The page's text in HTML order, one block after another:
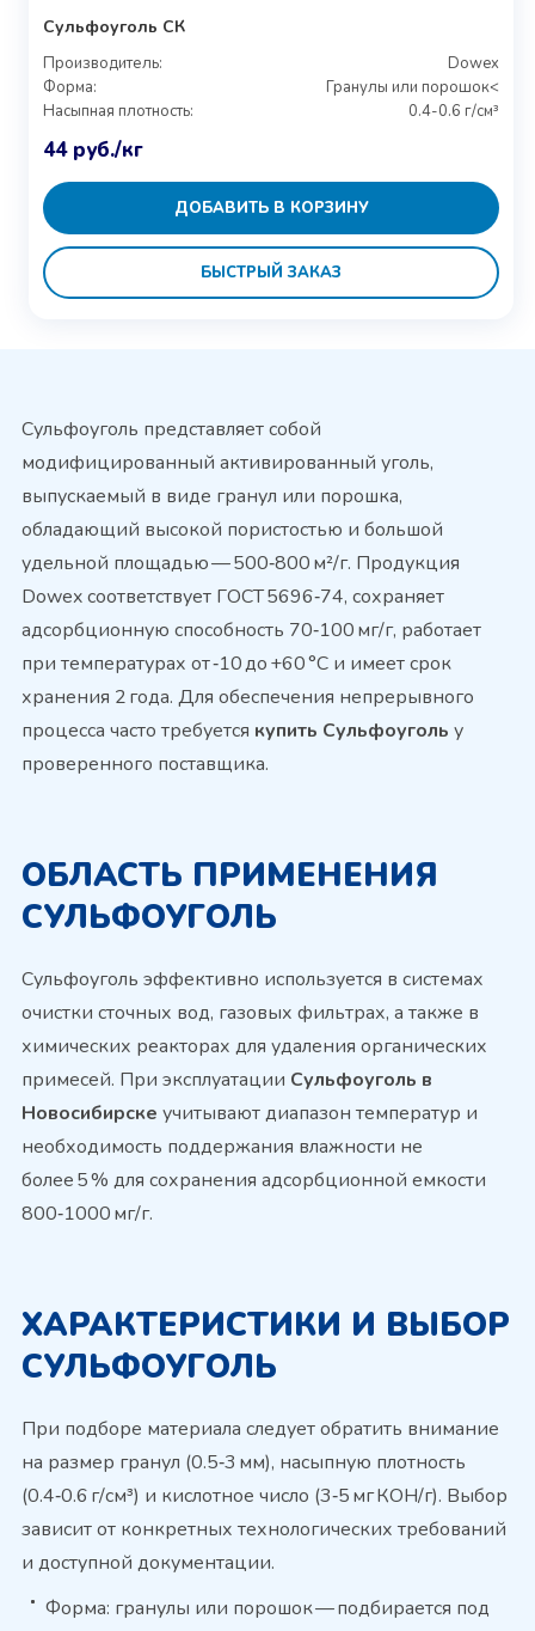
Сульфоуголь СК
Производитель:
Dowex
Форма:
Гранулы или порошок<
Насыпная плотность:
0.4-0.6 г/см³
44 руб./кг
ДОБАВИТЬ В КОРЗИНУ
БЫСТРЫЙ ЗАКАЗ
Сульфоуголь представляет собой
модифицированный активированный уголь,
выпускаемый в виде гранул или порошка,
обладающий высокой пористостью и большой
удельной площадью — 500‑800 м²/г. Продукция
Dowex соответствует ГОСТ 5696‑74, сохраняет
адсорбционную способность 70‑100 мг/г, работает
при температурах от ‑10 до +60 °C и имеет срок
хранения 2 года. Для обеспечения непрерывного
процесса часто требуется купить Сульфоуголь у
проверенного поставщика.
ОБЛАСТЬ ПРИМЕНЕНИЯ
СУЛЬФОУГОЛЬ
Сульфоуголь эффективно используется в системах
очистки сточных вод, газовых фильтрах, а также в
химических реакторах для удаления органических
примесей. При эксплуатации Сульфоуголь в
Новосибирске учитывают диапазон температур и
необходимость поддержания влажности не
более 5 % для сохранения адсорбционной емкости
800‑1000 мг/г.
ХАРАКТЕРИСТИКИ И ВЫБОР
СУЛЬФОУГОЛЬ
При подборе материала следует обратить внимание
на размер гранул (0.5‑3 мм), насыпную плотность
(0.4‑0.6 г/см³) и кислотное число (3‑5 мг КОН/г). Выбор
зависит от конкретных технологических требований
и доступной документации.
Форма: гранулы или порошок — подбирается под